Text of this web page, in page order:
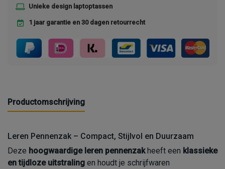
Unieke design laptoptassen
1 jaar garantie en 30 dagen retourrecht
Productomschrijving
Leren Pennenzak – Compact, Stijlvol en Duurzaam
Deze hoogwaardige leren pennenzakheeft een klassieke
en tijdloze uitstraling en houdt je schrijfwaren